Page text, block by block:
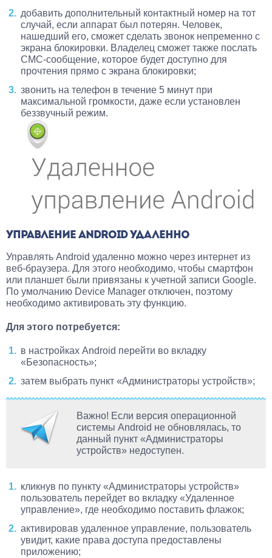
добавить дополнительный контактный номер на тот
случай, если аппарат был потерян. Человек,
нашедший его, сможет сделать звонок непременно с
экрана блокировки. Владелец сможет также послать
СМС-сообщение, которое будет доступно для
прочтения прямо с экрана блокировки;
звонить на телефон в течение 5 минут при
максимальной громкости, даже если установлен
беззвучный режим.
УПРАВЛЕНИЕ ANDROID УДАЛЕННО
Управлять Android удаленно можно через интернет из
веб-браузера. Для этого необходимо, чтобы смартфон
или планшет были привязаны к учетной записи Google.
По умолчанию Device Manager отключен, поэтому
необходимо активировать эту функцию.
Для этого потребуется:
в настройках Android перейти во вкладку
«Безопасность»;
затем выбрать пункт «Администраторы устройств»;
Важно! Если версия операционной
системы Android не обновлялась, то
данный пункт «Администраторы
устройств» недоступен.
кликнув по пункту «Администраторы устройств»
пользователь перейдет во вкладку «Удаленное
управление», где необходимо поставить флажок;
активировав удаленное управление, пользователь
увидит, какие права доступа предоставлены
приложению;